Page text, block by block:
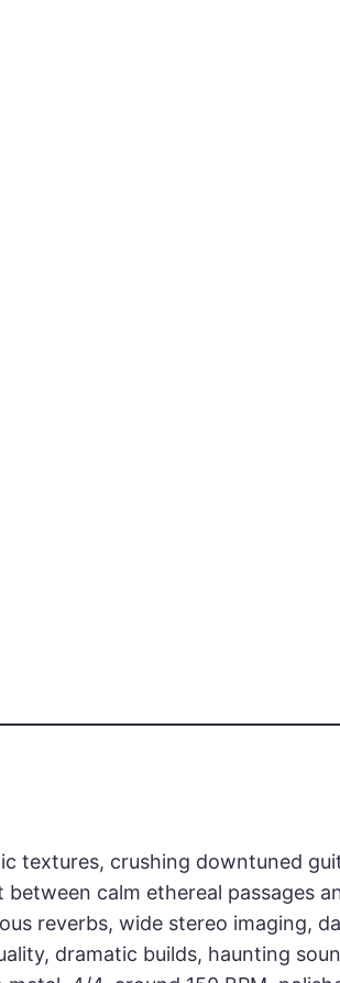
textures, crushing downtuned
calm ethereal passages
reverbs, wide stereo imaging,
dramatic builds, haunting